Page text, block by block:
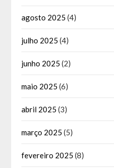
agosto 2025 (4)
julho 2025 (4)
junho 2025 (2)
maio 2025 (6)
abril 2025 (3)
março 2025 (5)
fevereiro 2025 (8)